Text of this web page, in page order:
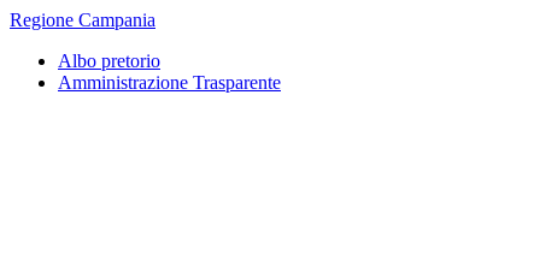
Regione Campania
Albo pretorio
Amministrazione Trasparente